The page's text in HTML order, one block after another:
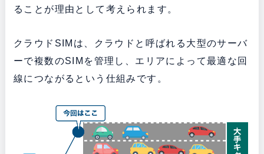
ることが理由として考えられます。
クラウドSIMは、クラウドと呼ばれる大型のサーバ
ーで複数のSIMを管理し、エリアによって最適な回
線につながるという仕組みです。